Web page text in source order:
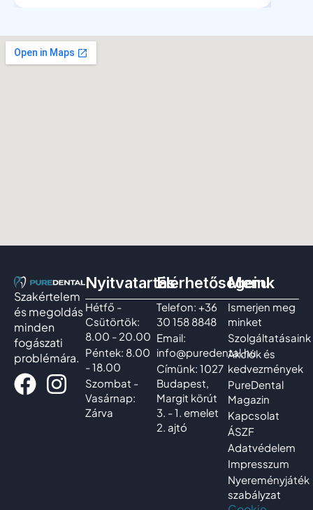
Szakértelem
és megoldás
minden
fogászati
problémára.
Nyitvatartás
Hétfő -
Csütörtök:
8.00 - 20.00
Péntek: 8.00
- 18.00
Szombat -
Vasárnap:
Zárva
Elérhetőségeink
Telefon: +36
30 158 8848
Email:
info@puredental.hu
Címünk: 1027
Budapest,
Margit körút
3. - 1. emelet
2. ajtó
Menu
Ismerjen meg
minket
Szolgáltatásaink
Akciók és
kedvezmények
PureDental
Magazin
Kapcsolat
ÁSZF
Adatvédelem
Impresszum
Nyereményjáték
szabályzat